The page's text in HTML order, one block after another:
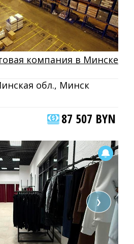
компания в Минске
обл., Минск
87 507 BYN
❯